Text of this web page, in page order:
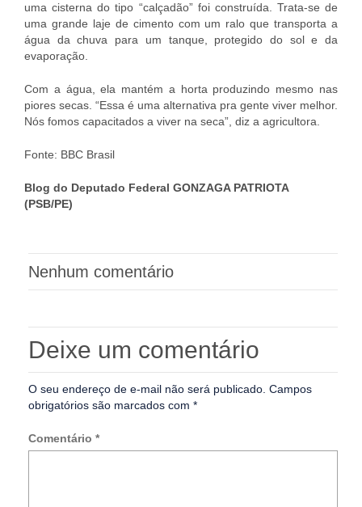
uma cisterna do tipo “calçadão” foi construída. Trata-se de
uma grande laje de cimento com um ralo que transporta a
água da chuva para um tanque, protegido do sol e da
evaporação.
Com a água, ela mantém a horta produzindo mesmo nas
piores secas. “Essa é uma alternativa pra gente viver melhor.
Nós fomos capacitados a viver na seca”, diz a agricultora.
Fonte: BBC Brasil
Blog do Deputado Federal GONZAGA PATRIOTA
(PSB/PE)
Nenhum comentário
Deixe um comentário
O seu endereço de e-mail não será publicado. Campos
obrigatórios são marcados com *
Comentário *